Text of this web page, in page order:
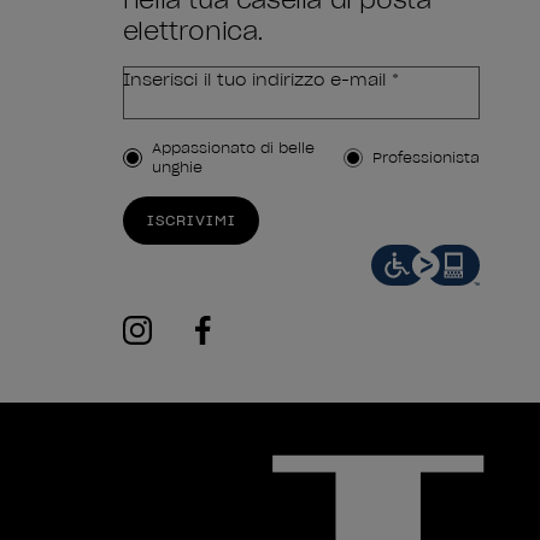
elettronica.
Inserisci il tuo indirizzo e-mail *
Tipo di cliente
Appassionato di belle
unghie
Professionista
ISCRIVIMI